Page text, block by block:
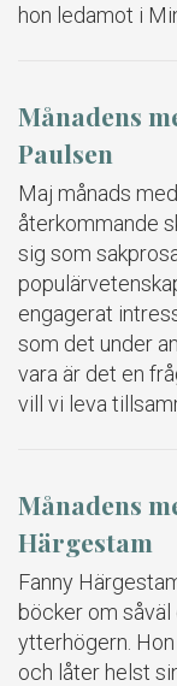
hon ledamot i
Månadens
Paulsen
Maj månads
återkommande
sig som
engagerat
som det under
vara är det en
vill vi leva
Månadens
Härgestam
Fanny
böcker om såväl
ytterhögern.
och låter helst